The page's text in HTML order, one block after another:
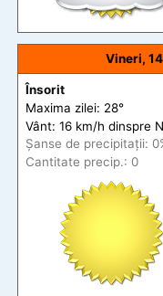
Vineri,
Însorit
Maxima zilei: 28°
Vânt: 16 km/h dinspre
Șanse de precipitații:
Cantitate precip.: 0